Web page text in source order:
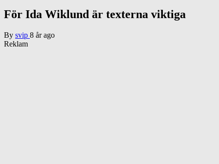
För Ida Wiklund är texterna viktiga
By svip 8 år ago
Reklam